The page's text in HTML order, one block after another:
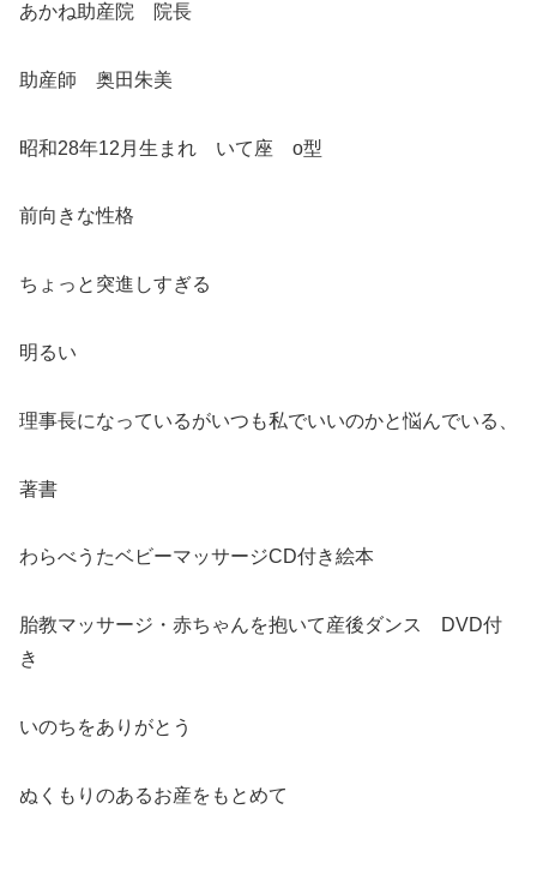
あかね助産院 院長
助産師 奥田朱美
昭和28年12月生まれ いて座 o型
前向きな性格
ちょっと突進しすぎる
明るい
理事長になっているがいつも私でいいのかと悩んでいる、
著書
わらべうたベビーマッサージCD付き絵本
胎教マッサージ・赤ちゃんを抱いて産後ダンス DVD付
き
いのちをありがとう
ぬくもりのあるお産をもとめて